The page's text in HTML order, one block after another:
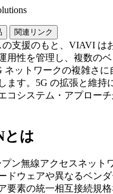
関連リンク
支援のもと、VIAVI は
用性を管理し、複数の
ネットワークの複雑さに
ます。5G の拡張と維持
コシステム・アプロー
とは
ン無線アクセスネット
ドウェアや異なるベン
要素の統一相互接続規